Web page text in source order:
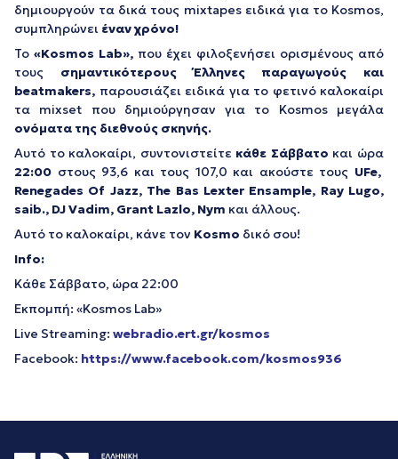
δημιουργούν τα δικά τους mixtapes ειδικά για το Kosmos,
συμπληρώνει έναν χρόνο!
Το «Kosmos Lab», που έχει φιλοξενήσει ορισμένους από
τους σημαντικότερους Έλληνες παραγωγούς και
beatmakers, παρουσιάζει ειδικά για το φετινό καλοκαίρι
τα mixset που δημιούργησαν για το Kosmos μεγάλα
ονόματα της διεθνούς σκηνής.
Αυτό το καλοκαίρι, συντονιστείτε κάθε Σάββατο και ώρα
22:00 στους 93,6 και τους 107,0 και ακούστε τους UFe,
Renegades Of Jazz, The Bas Lexter Ensample, Ray Lugo,
saib., DJVadim, Grant Lazlo, Nym και άλλους.
Αυτό το καλοκαίρι, κάνε τον Kosmo δικό σου!
Info:
Κάθε Σάββατο, ώρα 22:00
Εκπομπή: «Kosmos Lab»
Live Streaming: webradio.ert.gr/kosmos
Facebook: https://www.facebook.com/kosmos936